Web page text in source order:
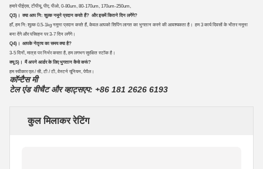
हमारे पीईएस, टीपीयू, पीए, पीओ, 0-80um, 80-170um, 170um-250um,
Q3)। क्या आप नि: शुल्क नमूने प्रदान करते हैं? और इसमें कितने दिन लगेंगे?
हाँ, हम नि: शुल्क 0.5-1kg नमूना प्रदान करते हैं, केवल आपको शिपिंग लागत का भुगतान करने की आवश्यकता है। हम 3 कार्य दिवसों के भीतर नमूना
बना देंगे और परिवहन पर 3-7 दिन लगेंगे।
Q4)। आपके नेतृत्व का समय क्या है?
3-5 दिनों, मात्रा पर निर्भर करता है, हम लगभग सुरक्षित स्टॉक है।
क्यू 5)। मैं अपने आर्डर के लिए भुगतान कैसे करूं?
हम स्वीकार एल / सी, टी / टी, वेस्टर्न यूनियन, पेपैल।
कॉन्टैस मी
टेल एंड वीचैट और व्हाट्सएप: +86 181 2626 6193
कुल मिलाकर रेटिंग